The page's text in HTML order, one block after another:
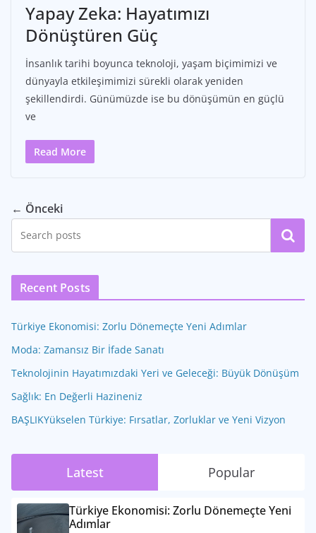
Yapay Zeka: Hayatımızı
Dönüştüren Güç
İnsanlık tarihi boyunca teknoloji, yaşam biçimimizi ve
dünyayla etkileşimimizi sürekli olarak yeniden
şekillendirdi. Günümüzde ise bu dönüşümün en güçlü
ve
Read More
← Önceki
Ara
Recent Posts
Türkiye Ekonomisi: Zorlu Dönemeçte Yeni Adımlar
Moda: Zamansız Bir İfade Sanatı
Teknolojinin Hayatımızdaki Yeri ve Geleceği: Büyük Dönüşüm
Sağlık: En Değerli Hazineniz
BAŞLIKYükselen Türkiye: Fırsatlar, Zorluklar ve Yeni Vizyon
Latest Popular
Türkiye Ekonomisi: Zorlu Dönemeçte Yeni
Adımlar